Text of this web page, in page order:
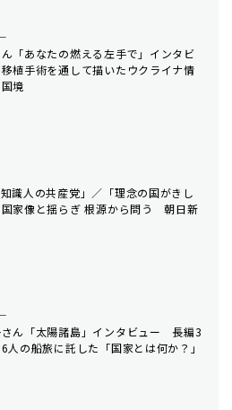
「あなたの燃える左手で」インタビ
植手術を通して描いたウクライナ情
境
知識人の共産党」／「理念の国がきし
家像と揺らぎ 根源から問う 朝日新
ん「太陽諸島」インタビュー 長編3
人の船旅に託した「国家とは何か？」